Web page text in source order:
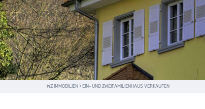
WZ IMMOBILIEN > EIN- UND ZWEIFAMILIENHAUS VERKAUFEN